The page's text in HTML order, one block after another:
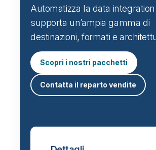
Automatizza la data
supporta un’ampia gamma di
destinazioni, formati e
Scopri i nostri pacchetti
Contatta il reparto vendite